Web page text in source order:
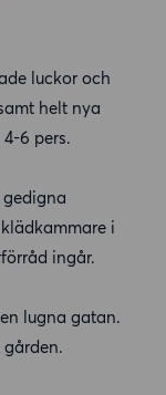
luckor och
helt nya
6 pers.
i
ingår.
lugna gatan.